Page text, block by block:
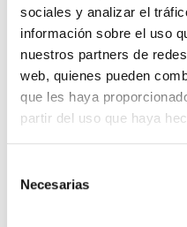
sociales y analizar el
información sobre el uso
nuestros partners de
web, quienes pueden
que les haya
partir del uso que haya
Necesarias
Pantalla de
Nuestra pantalla protectora,
armadura, lo que elimina
grs.) y aumenta el campo de
Continúa